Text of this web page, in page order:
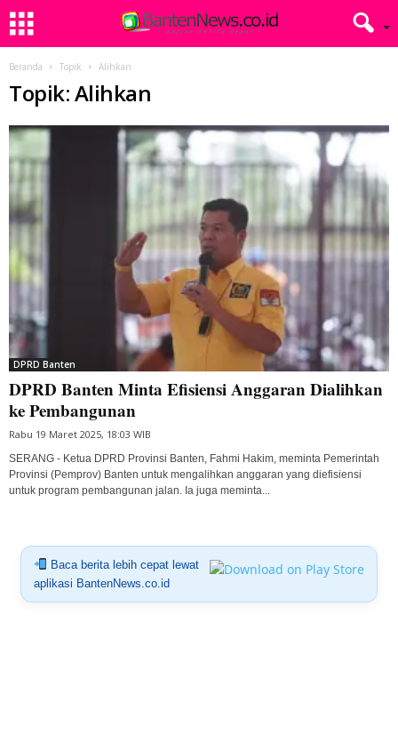
Beranda Topik Alihkan
Topik: Alihkan
DPRD Banten
DPRD Banten Minta Efisiensi Anggaran Dialihkan
ke Pembangunan
Rabu 19 Maret 2025, 18:03 WIB
SERANG - Ketua DPRD Provinsi Banten, Fahmi Hakim, meminta Pemerintah
Provinsi (Pemprov) Banten untuk mengalihkan anggaran yang diefisiensi
untuk program pembangunan jalan. Ia juga meminta...
Baca berita lebih cepat lewat
aplikasi BantenNews.co.id